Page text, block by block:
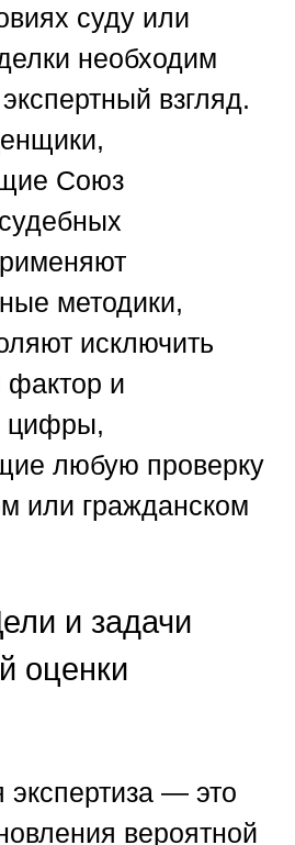
суду или
необходим
взгляд.
Союз
методики,
исключить
фактор и
цифры,
любую проверку
или гражданском
и задачи
оценки
— это
вероятной